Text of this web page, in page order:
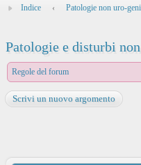
Indice ‹ Patologie non uro-
Patologie e disturbi
Regole del forum
Scrivi un nuovo argomento